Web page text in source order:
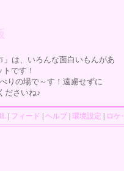
は、いろんな面白いもんがあ
です！
りの場で～す！遠慮せずに
ださいね♪
フィード ヘルプ 環境設定 ロケ